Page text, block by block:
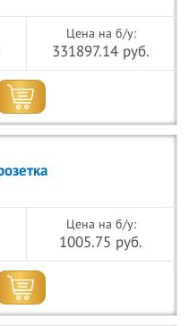
Цена на б/у:
331897.14 руб.
Цена на б/у:
1005.75 руб.